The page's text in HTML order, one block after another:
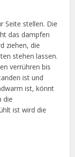
Seite stellen. Die
das dampfen
ziehen, die
stehen lassen.
verrühren bis
ist und
ist, könnt
die
ist wird die